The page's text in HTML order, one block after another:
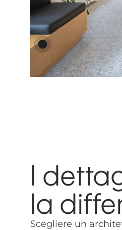
I
la
Scegliere un